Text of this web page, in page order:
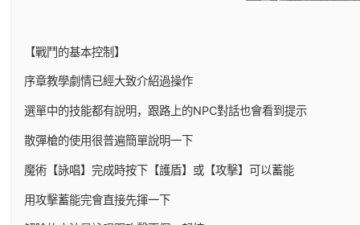
【戰鬥的基本控制】
序章教學劇情已經大致介紹過操作
選單中的技能都有說明，跟路上的NPC對話也會看到提示
散彈槍的使用很普遍簡單說明一下
魔術【詠唱】完成時按下【護盾】或【攻擊】可以蓄能
用攻擊蓄能完會直接先揮一下